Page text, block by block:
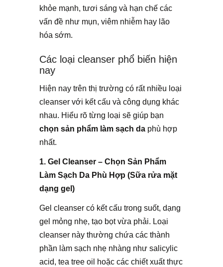
khỏe mạnh, tươi sáng và hạn chế các
vấn đề như mụn, viêm nhiễm hay lão
hóa sớm.
Các loại cleanser phổ biến hiện
nay
Hiện nay trên thị trường có rất nhiều loại
cleanser với kết cấu và công dụng khác
nhau. Hiểu rõ từng loại sẽ giúp bạn
chọn sản phẩm làm sạch da phù hợp
nhất.
1. Gel Cleanser – Chọn Sản Phẩm
Làm Sạch Da Phù Hợp (Sữa rửa mặt
dạng gel)
Gel cleanser có kết cấu trong suốt, dạng
gel mỏng nhẹ, tạo bọt vừa phải. Loại
cleanser này thường chứa các thành
phần làm sạch nhẹ nhàng như salicylic
acid, tea tree oil hoặc các chiết xuất thực